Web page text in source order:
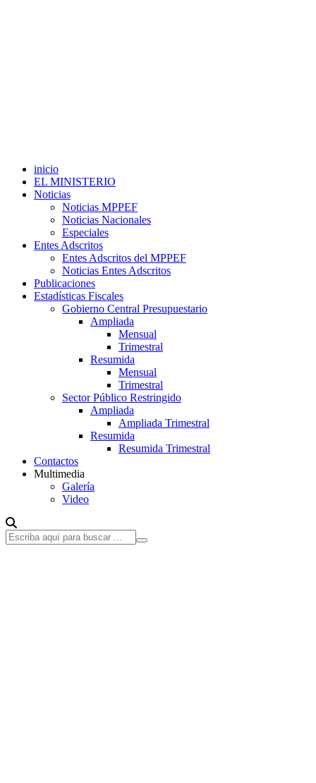
inicio
EL MINISTERIO
Noticias
Noticias MPPEF
Noticias Nacionales
Especiales
Entes Adscritos
Entes Adscritos del MPPEF
Noticias Entes Adscritos
Publicaciones
Estadísticas Fiscales
Gobierno Central Presupuestario
Ampliada
Mensual
Trimestral
Resumida
Mensual
Trimestral
Sector Público Restringido
Ampliada
Ampliada Trimestral
Resumida
Resumida Trimestral
Contactos
Multimedia
Galería
Video